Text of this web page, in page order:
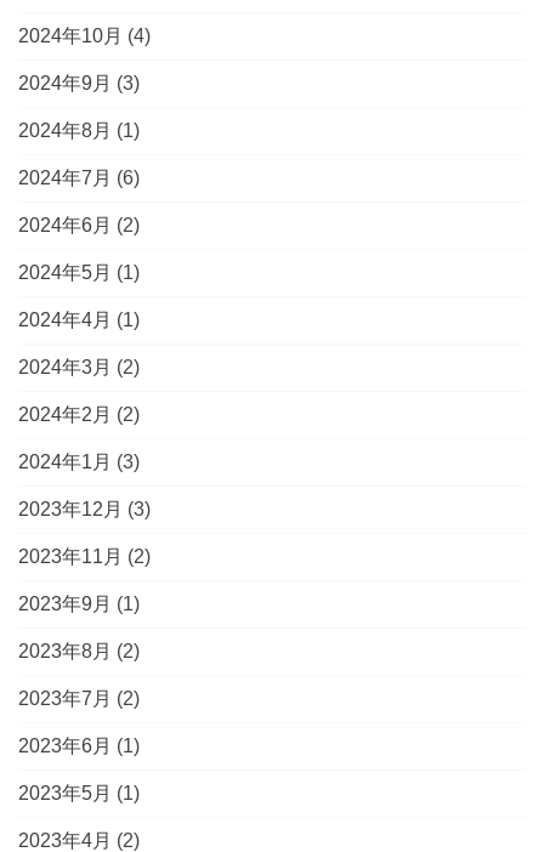
2024年10月 (4)
2024年9月 (3)
2024年8月 (1)
2024年7月 (6)
2024年6月 (2)
2024年5月 (1)
2024年4月 (1)
2024年3月 (2)
2024年2月 (2)
2024年1月 (3)
2023年12月 (3)
2023年11月 (2)
2023年9月 (1)
2023年8月 (2)
2023年7月 (2)
2023年6月 (1)
2023年5月 (1)
2023年4月 (2)